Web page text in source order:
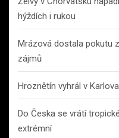
hýždích i rukou
Mrázová dostala pokutu
zájmů
Hroznětín vyhrál v
Do Česka se vrátí
extrémní